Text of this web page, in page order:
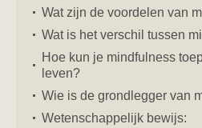
Wat zijn de voordelen van
Wat is het verschil tussen
Hoe kun je mindfulness
leven?
Wie is de grondlegger van
Wetenschappelijk bewijs: